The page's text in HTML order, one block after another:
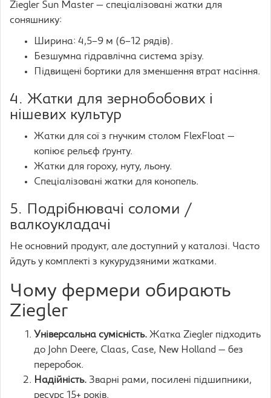
Ziegler Sun Master — спеціалізовані жатки для
соняшнику:
Ширина: 4,5–9 м (6–12 рядів).
Безшумна гідравлічна система зрізу.
Підвищені бортики для зменшення втрат насіння.
4. Жатки для зернобобових і
нішевих культур
Жатки для сої з гнучким столом FlexFloat —
копіює рельєф ґрунту.
Жатки для гороху, нуту, льону.
Спеціалізовані жатки для конопель.
5. Подрібнювачі соломи /
валкоукладачі
Не основний продукт, але доступний у каталозі. Часто
йдуть у комплекті з кукурудзяними жатками.
Чому фермери обирають
Ziegler
Універсальна сумісність. Жатка Ziegler підходить
до John Deere, Claas, Case, New Holland — без
переробок.
Надійність. Зварні рами, посилені підшипники,
ресурс 15+ років.